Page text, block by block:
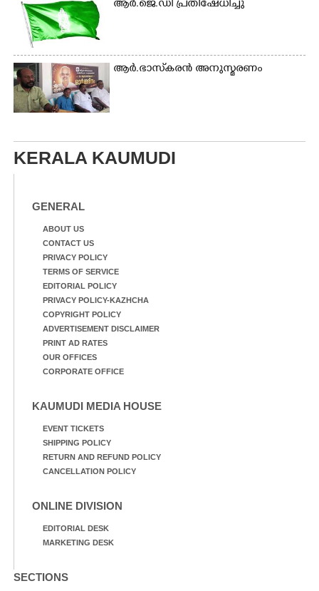
ആർ.ജെ.ഡി പ്രതിഷേധിച്ചു
ആർ.ഭാസ്‌കരൻ അനുസ്മരണം
KERALA KAUMUDI
GENERAL
ABOUT US
CONTACT US
PRIVACY POLICY
TERMS OF SERVICE
EDITORIAL POLICY
PRIVACY POLICY-KAZHCHA
COPYRIGHT POLICY
ADVERTISEMENT DISCLAIMER
PRINT AD RATES
OUR OFFICES
CORPORATE OFFICE
KAUMUDI MEDIA HOUSE
EVENT TICKETS
SHIPPING POLICY
RETURN AND REFUND POLICY
CANCELLATION POLICY
ONLINE DIVISION
EDITORIAL DESK
MARKETING DESK
SECTIONS